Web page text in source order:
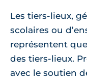
Les tiers-lieux,
scolaires ou
représentent
des tiers-lieux.
avec le soutien